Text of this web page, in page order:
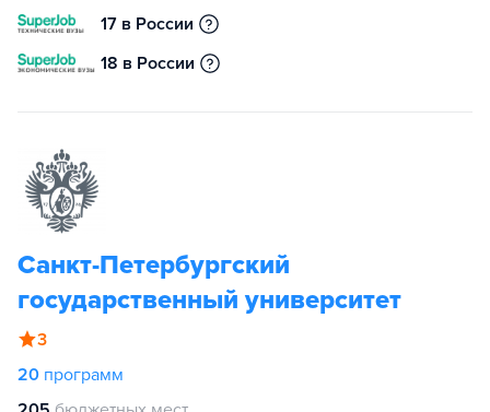
17 в России
18 в России
Санкт-Петербургский
государственный университет
3
20 программ